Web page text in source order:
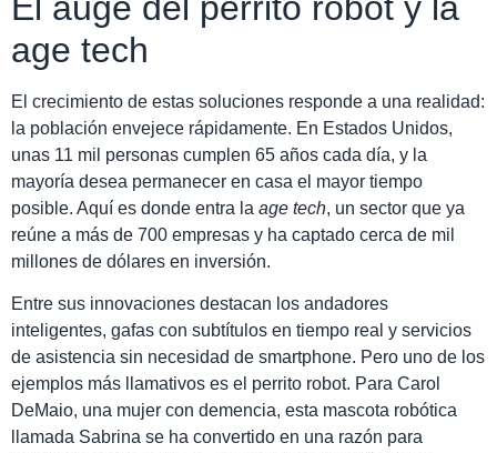
age tech
El crecimiento de estas soluciones responde a una realidad:
la población envejece rápidamente. En Estados Unidos,
unas 11 mil personas cumplen 65 años cada día, y la
mayoría desea permanecer en casa el mayor tiempo
posible. Aquí es donde entra la age tech, un sector que ya
reúne a más de 700 empresas y ha captado cerca de mil
millones de dólares en inversión.
Entre sus innovaciones destacan los andadores
inteligentes, gafas con subtítulos en tiempo real y servicios
de asistencia sin necesidad de smartphone. Pero uno de los
ejemplos más llamativos es el perrito robot. Para Carol
DeMaio, una mujer con demencia, esta mascota robótica
llamada Sabrina se ha convertido en una razón para